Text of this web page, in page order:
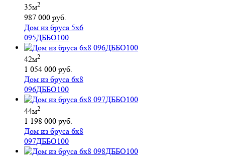
35м2
987 000 руб.
Дом из бруса 5х6
095ДББО100
42м2
1 054 000 руб.
Дом из бруса 6х8
096ДББО100
44м2
1 198 000 руб.
Дом из бруса 6х8
097ДББО100